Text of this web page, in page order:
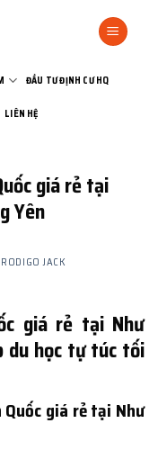
ĐẦU TƯ ĐỊNH CƯ HQ
LIÊN HỆ
giá rẻ tại
Yên
RODIGO JACK
giá rẻ tại Như
du học tự túc tối
giá rẻ tại Như